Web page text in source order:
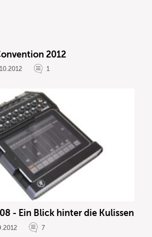
2012
1
- Ein Blick hinter die Kulissen
7